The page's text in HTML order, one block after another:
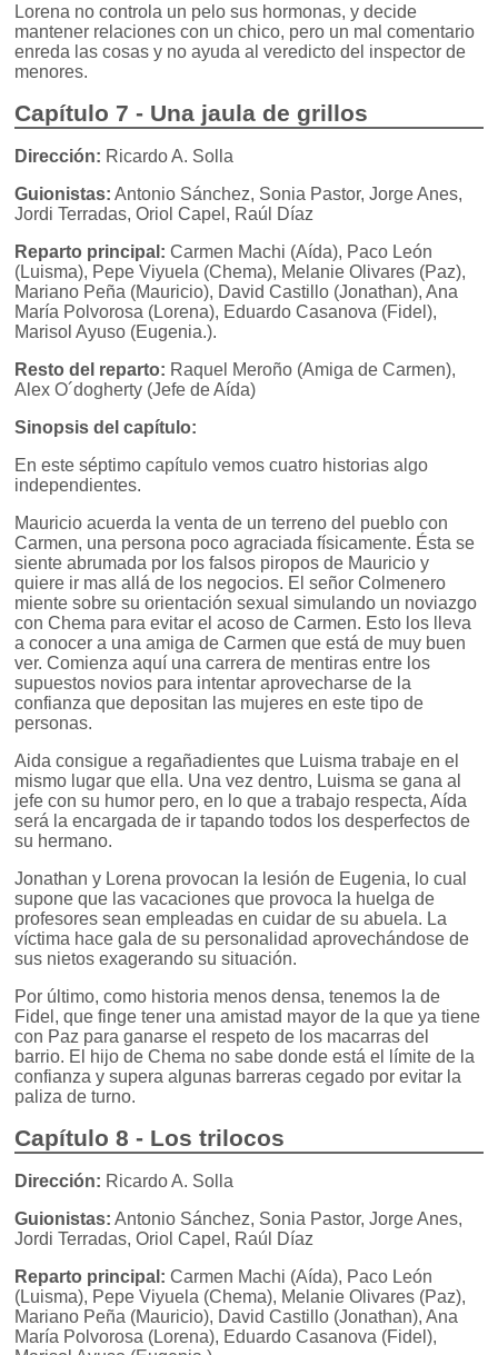
Lorena no controla un pelo sus hormonas, y decide
mantener relaciones con un chico, pero un mal comentario
enreda las cosas y no ayuda al veredicto del inspector de
menores.
Capítulo 7 - Una jaula de grillos
Dirección: Ricardo A. Solla
Guionistas: Antonio Sánchez, Sonia Pastor, Jorge Anes,
Jordi Terradas, Oriol Capel, Raúl Díaz
Reparto principal: Carmen Machi (Aída), Paco León
(Luisma), Pepe Viyuela (Chema), Melanie Olivares (Paz),
Mariano Peña (Mauricio), David Castillo (Jonathan), Ana
María Polvorosa (Lorena), Eduardo Casanova (Fidel),
Marisol Ayuso (Eugenia.).
Resto del reparto: Raquel Meroño (Amiga de Carmen),
Alex O´dogherty (Jefe de Aída)
Sinopsis del capítulo:
En este séptimo capítulo vemos cuatro historias algo
independientes.
Mauricio acuerda la venta de un terreno del pueblo con
Carmen, una persona poco agraciada físicamente. Ésta se
siente abrumada por los falsos piropos de Mauricio y
quiere ir mas allá de los negocios. El señor Colmenero
miente sobre su orientación sexual simulando un noviazgo
con Chema para evitar el acoso de Carmen. Esto los lleva
a conocer a una amiga de Carmen que está de muy buen
ver. Comienza aquí una carrera de mentiras entre los
supuestos novios para intentar aprovecharse de la
confianza que depositan las mujeres en este tipo de
personas.
Aida consigue a regañadientes que Luisma trabaje en el
mismo lugar que ella. Una vez dentro, Luisma se gana al
jefe con su humor pero, en lo que a trabajo respecta, Aída
será la encargada de ir tapando todos los desperfectos de
su hermano.
Jonathan y Lorena provocan la lesión de Eugenia, lo cual
supone que las vacaciones que provoca la huelga de
profesores sean empleadas en cuidar de su abuela. La
víctima hace gala de su personalidad aprovechándose de
sus nietos exagerando su situación.
Por último, como historia menos densa, tenemos la de
Fidel, que finge tener una amistad mayor de la que ya tiene
con Paz para ganarse el respeto de los macarras del
barrio. El hijo de Chema no sabe donde está el límite de la
confianza y supera algunas barreras cegado por evitar la
paliza de turno.
Capítulo 8 - Los trilocos
Dirección: Ricardo A. Solla
Guionistas: Antonio Sánchez, Sonia Pastor, Jorge Anes,
Jordi Terradas, Oriol Capel, Raúl Díaz
Reparto principal: Carmen Machi (Aída), Paco León
(Luisma), Pepe Viyuela (Chema), Melanie Olivares (Paz),
Mariano Peña (Mauricio), David Castillo (Jonathan), Ana
María Polvorosa (Lorena), Eduardo Casanova (Fidel),